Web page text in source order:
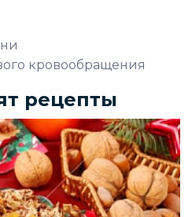
кровообращения
рецепты